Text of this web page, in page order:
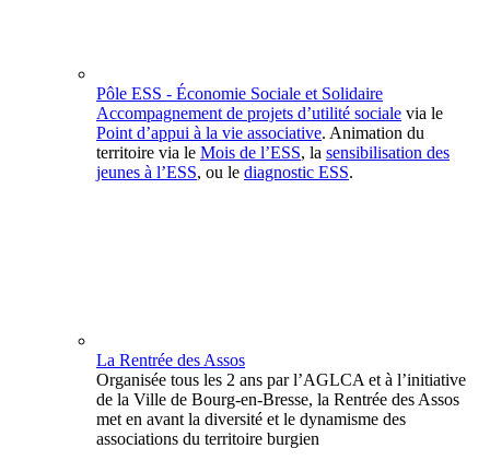
Pôle ESS - Économie Sociale et Solidaire
Accompagnement de projets d’utilité sociale via le
Point d’appui à la vie associative. Animation du
territoire via le Mois de l’ESS, la sensibilisation des
jeunes à l’ESS, ou le diagnostic ESS.
La Rentrée des Assos
Organisée tous les 2 ans par l’AGLCA et à l’initiative
de la Ville de Bourg-en-Bresse, la Rentrée des Assos
met en avant la diversité et le dynamisme des
associations du territoire burgien